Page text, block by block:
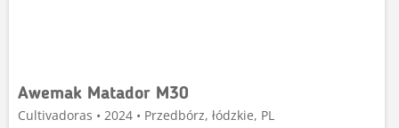
Awemak Matador M30
Cultivadoras • 2024 • Przedbórz, łódzkie, PL